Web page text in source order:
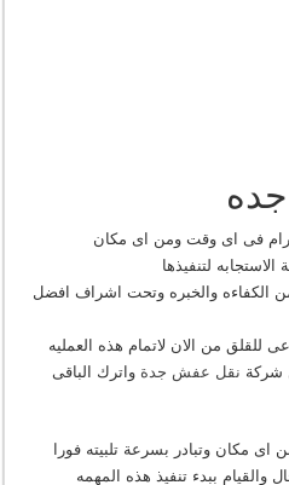
فى اى وقت ومن اى مكان
لتنفيذها
الكفاءه والخبره وتحت اشراف افضل
للقلق من الان لاتمام هذه العمليه
شركة نقل عفش جدة واترك الباقى
مكان وتبادر بسرعة تلبيته فورا
والقيام ببدء تنفيذ هذه المهمه